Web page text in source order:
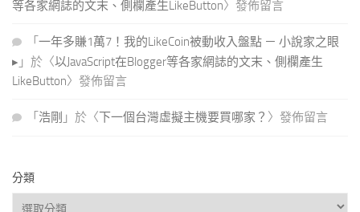
等各家網誌的文末、側欄產生LikeButton〉發佈留言
「 一年多賺1萬7！我的LikeCoin被動收入盤點 － 小說家之眼
▸ 」於〈以JavaScript在Blogger等各家網誌的文末、側欄產生
LikeButton〉發佈留言
「 浩剛 」於〈下一個台灣虛擬主機要買哪家？ 〉發佈留言
分類
分